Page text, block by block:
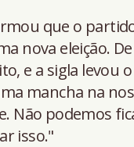
que o
nova eleição.
e a sigla levou
mancha na
Não podemos
isso."